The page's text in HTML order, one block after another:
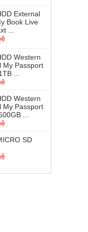
External
Book Live
...
Western
My Passport
...
Western
My Passport
...
SD